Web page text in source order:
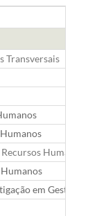
Transversais
Humanos
em Gestão